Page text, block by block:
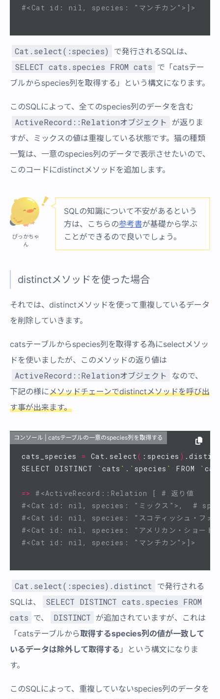
#<Cat id: nil, species: "マンチカン">]>
Cat.select(:species) で発行されるSQLは、
SELECT cats.species FROM cats で「catsテー
ブルからspecies列を取得する」という構文になります。
このSQLによって、全てのspecies列のデータを含む
ActiveRecord::Relationオブジェクト が返りま
すが、ミックスの値は重複している状態です。猫の種類
一覧は、一意のspecies列のデータで表示させたいので、
このコードにdistinctメソッドを追加します。
ぴっかちゃ
ん
SQLの知識について不安があるという
方は、こちらの参考書が基礎から学ぶ
ことができるので良いでしょう。
distinctメソッドを使った場合
それでは、distinctメソッドを使って重複しているデータ
を削除していきます。
catsテーブルからspecies列を取得する為にselectメソッ
ドを使いましたが、このメソッドの返り値は
ActiveRecord::Relationオブジェクト
なので、
下記の様にメソッドチェーンでdistinctメソッドを呼び出
す事が出来ます。
コンソール | catsテーブルの一意のspecies列を取得する
cats_species = Cat.select( :species )
SELECT DISTINCT
` cats ` . ` species ` FROM `
=>
#<ActiveRecord::Relation [ # 返り値
#<Cat id: nil, species: "ミックス">,  # species
#<Cat id: nil, species: "スコティッシュ・フォ
#<Cat id: nil, species: "アメリカン・ショート
#<Cat id: nil, species: "マンチカン">]>
Cat.select(:species).distinct で発行される
SQLは、
SELECT DISTINCT cats.species FROM
cats で、 DISTINCT が追加されていますが、これは
「catsテーブルから取得するspecies列の値が一致して
いるデータは除外して取得する 」という構文になりま
す。
このSQLによって、重複していないspecies列のデータを